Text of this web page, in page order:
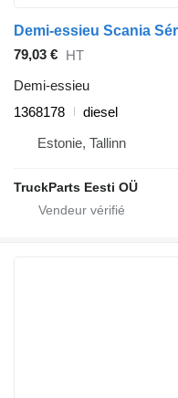
79,03 € HT
Demi-essieu
1368178
diesel
Estonie, Tallinn
TruckParts Eesti OÜ